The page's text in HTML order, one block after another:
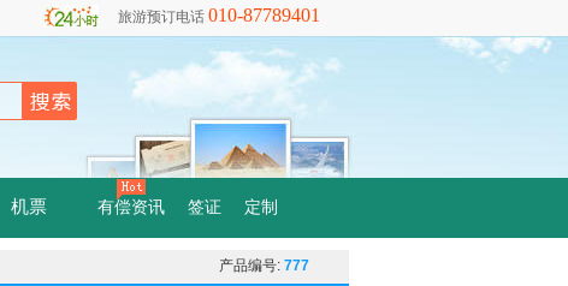
旅游预订电话 010-87789401
机票 有偿资讯 签证 定制
产品编号: 777